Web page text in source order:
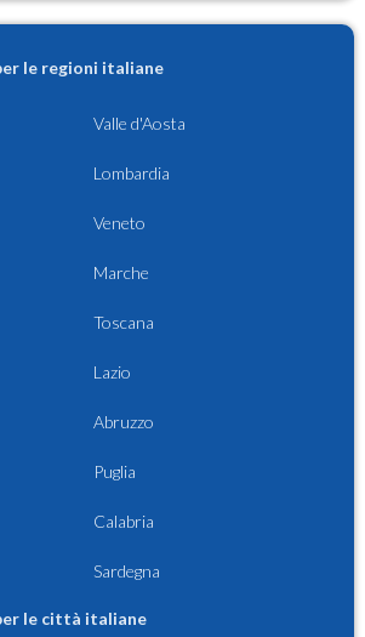
le regioni italiane
Valle d'Aosta
Lombardia
Veneto
Marche
Toscana
Lazio
Abruzzo
Puglia
Calabria
Sardegna
le città italiane